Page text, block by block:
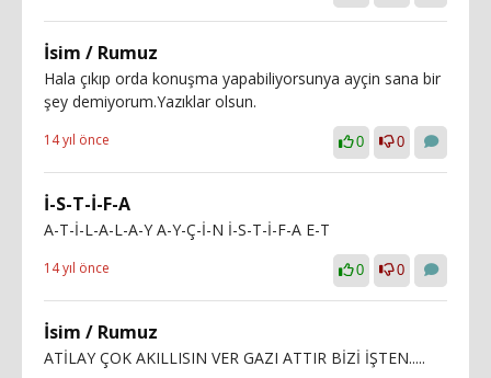
İsim / Rumuz
Hala çıkıp orda konuşma yapabiliyorsunya ayçin sana bir
şey demiyorum.Yazıklar olsun.
14 yıl önce 0 0
İ-S-T-İ-F-A
A-T-İ-L-A-L-A-Y A-Y-Ç-İ-N İ-S-T-İ-F-A E-T
14 yıl önce 0 0
İsim / Rumuz
ATİLAY ÇOK AKILLISIN VER GAZI ATTIR BİZİ İŞTEN.....